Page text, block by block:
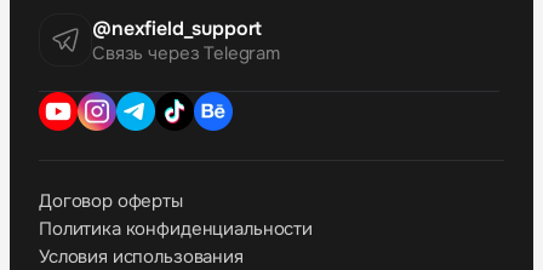
@nexfield_support
Связь через Telegram
Договор оферты
Политика конфиденциальности
Условия использования